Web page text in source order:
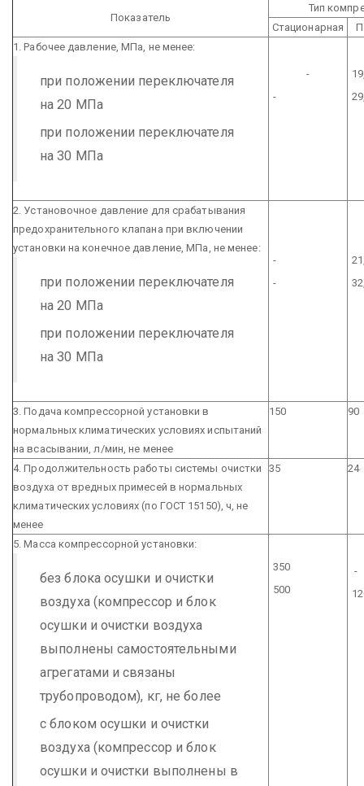
Показатель
Тип
Стационарная
1. Рабочее давление, МПа, не менее:
при положении переключателя
на 20 МПа
при положении переключателя
на 30 МПа
-
-
2. Установочное давление для срабатывания
предохранительного клапана при включении
установки на конечное давление, МПа, не менее:
при положении переключателя
на 20 МПа
при положении переключателя
на 30 МПа
-
-
3. Подача компрессорной установки в
нормальных климатических условиях испытаний
на всасывании, л/мин, не менее
150 90
4. Продолжительность работы системы очистки
воздуха от вредных примесей в нормальных
климатических условиях (по ГОСТ 15150), ч, не
менее
35 24
5. Масса компрессорной установки:
без блока осушки и очистки
воздуха (компрессор и блок
осушки и очистки воздуха
выполнены самостоятельными
агрегатами и связаны
трубопроводом), кг, не более
c блоком осушки и очистки
воздуха (компрессор и блок
осушки и очистки выполнены в
350
500